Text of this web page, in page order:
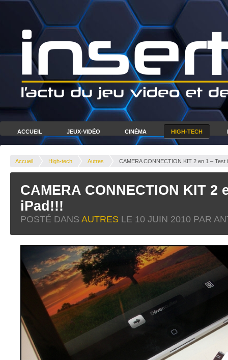
ACCUEIL JEUX-VIDÉO CINÉMA HIGH-TECH
Accueil High-tech Autres CAMERA CONNECTION KIT 2 en 1 – Test
CAMERA CONNECTION KIT 2
iPad!!!
POSTÉ DANS AUTRES LE 10 JUIN 2010 PAR